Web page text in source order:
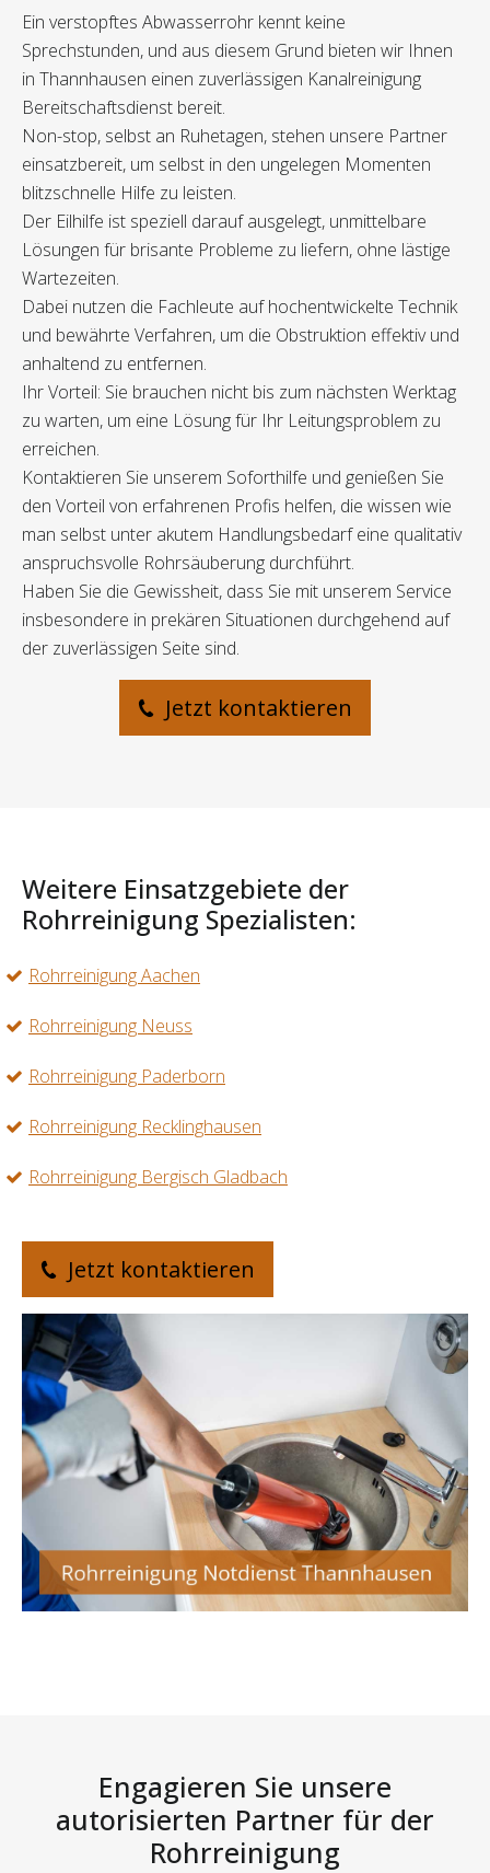
Ein verstopftes Abwasserrohr kennt keine
Sprechstunden, und aus diesem Grund bieten wir Ihnen
in Thannhausen einen zuverlässigen Kanalreinigung
Bereitschaftsdienst bereit.
Non-stop, selbst an Ruhetagen, stehen unsere Partner
einsatzbereit, um selbst in den ungelegen Momenten
blitzschnelle Hilfe zu leisten.
Der Eilhilfe ist speziell darauf ausgelegt, unmittelbare
Lösungen für brisante Probleme zu liefern, ohne lästige
Wartezeiten.
Dabei nutzen die Fachleute auf hochentwickelte Technik
und bewährte Verfahren, um die Obstruktion effektiv und
anhaltend zu entfernen.
Ihr Vorteil: Sie brauchen nicht bis zum nächsten Werktag
zu warten, um eine Lösung für Ihr Leitungsproblem zu
erreichen.
Kontaktieren Sie unserem Soforthilfe und genießen Sie
den Vorteil von erfahrenen Profis helfen, die wissen wie
man selbst unter akutem Handlungsbedarf eine qualitativ
anspruchsvolle Rohrsäuberung durchführt.
Haben Sie die Gewissheit, dass Sie mit unserem Service
insbesondere in prekären Situationen durchgehend auf
der zuverlässigen Seite sind.
Jetzt kontaktieren
Weitere Einsatzgebiete der
Rohrreinigung Spezialisten:
Rohrreinigung Aachen
Rohrreinigung Neuss
Rohrreinigung Paderborn
Rohrreinigung Recklinghausen
Rohrreinigung Bergisch Gladbach
Jetzt kontaktieren
Engagieren Sie unsere
autorisierten Partner für der
Rohrreinigung